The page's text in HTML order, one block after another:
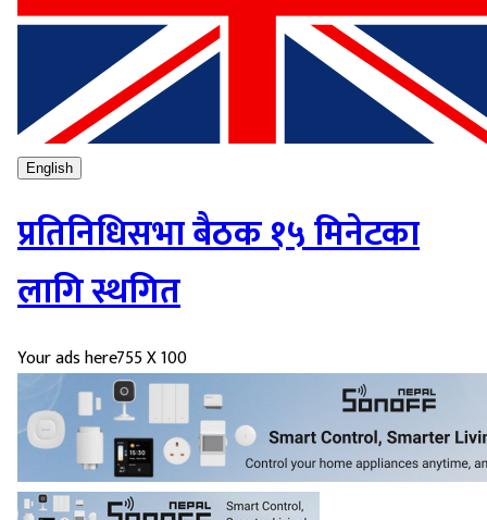
English
प्रतिनिधिसभा बैठक १५ मिनेटका
लागि स्थगित
Your ads here755 X 100